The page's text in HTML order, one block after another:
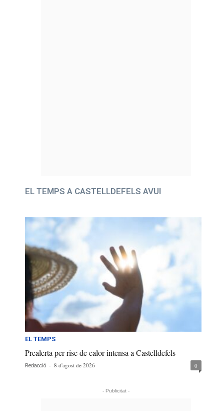
EL TEMPS A CASTELLDEFELS AVUI
EL TEMPS
Prealerta per risc de calor intensa a Castelldefels
Redacció - 8 d'agost de 2026 0
- Publicitat -